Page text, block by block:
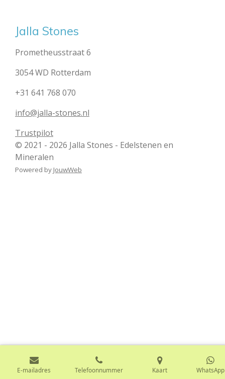
Jalla Stones
Prometheusstraat 6
3054 WD Rotterdam
+31 641 768 070
info@jalla-stones.nl
Trustpilot
© 2021 - 2026 Jalla Stones - Edelstenen en
Mineralen
Powered by JouwWeb
E-mailadres Telefoonnummer Kaart WhatsApp